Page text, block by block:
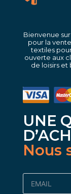
Bienvenue
pour la
textiles
ouverte aux
de loisirs et
UNE
Nous